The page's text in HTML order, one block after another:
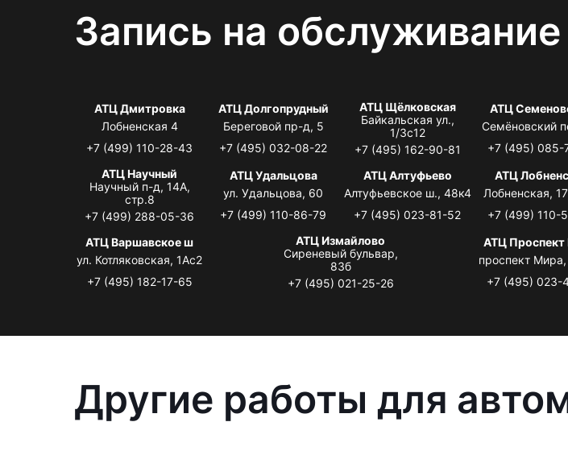
Запись на
АТЦ Дмитровка
Лобненская 4
+7 (499) 110-28-43
АТЦ Долгопрудный
Береговой пр-д, 5
+7 (495) 032-08-22
АТЦ Щёлковская
Байкальская ул.,
1/3с12
+7 (495) 162-90-81
АТЦ
Семёновский
+7 (495) 085-
АТЦ Научный
Научный п-д, 14А,
стр.8
+7 (499) 288-05-36
АТЦ Удальцова
ул. Удальцова, 60
+7 (499) 110-86-79
АТЦ Алтуфьево
Алтуфьевское ш., 48к4
+7 (495) 023-81-52
АТЦ
Лобненская,
+7 (499) 110-
АТЦ Варшавское ш
ул. Котляковская, 1Ас2
+7 (495) 182-17-65
АТЦ Измайлово
Сиреневый бульвар,
83б
+7 (495) 021-25-26
АТЦ
проспект
+7 (495) 023-
Другие работы для